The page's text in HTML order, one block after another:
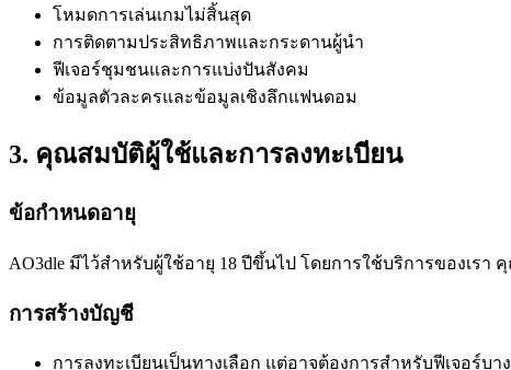
โหมดการเล่นเกมไม่สิ้นสุด
การติดตามประสิทธิภาพและกระดานผู้นำ
ฟีเจอร์ชุมชนและการแบ่งปันสังคม
ข้อมูลตัวละครและข้อมูลเชิงลึกแฟนดอม
3. คุณสมบัติผู้ใช้และการลงทะเบียน
ข้อกำหนดอายุ
AO3dle มีไว้สำหรับผู้ใช้อายุ 18 ปีขึ้นไป โดยการใช้บริการของเ
การสร้างบัญชี
การลงทะเบียนเป็นทางเลือก แต่อาจต้องการสำหรับฟีเจอร์บา